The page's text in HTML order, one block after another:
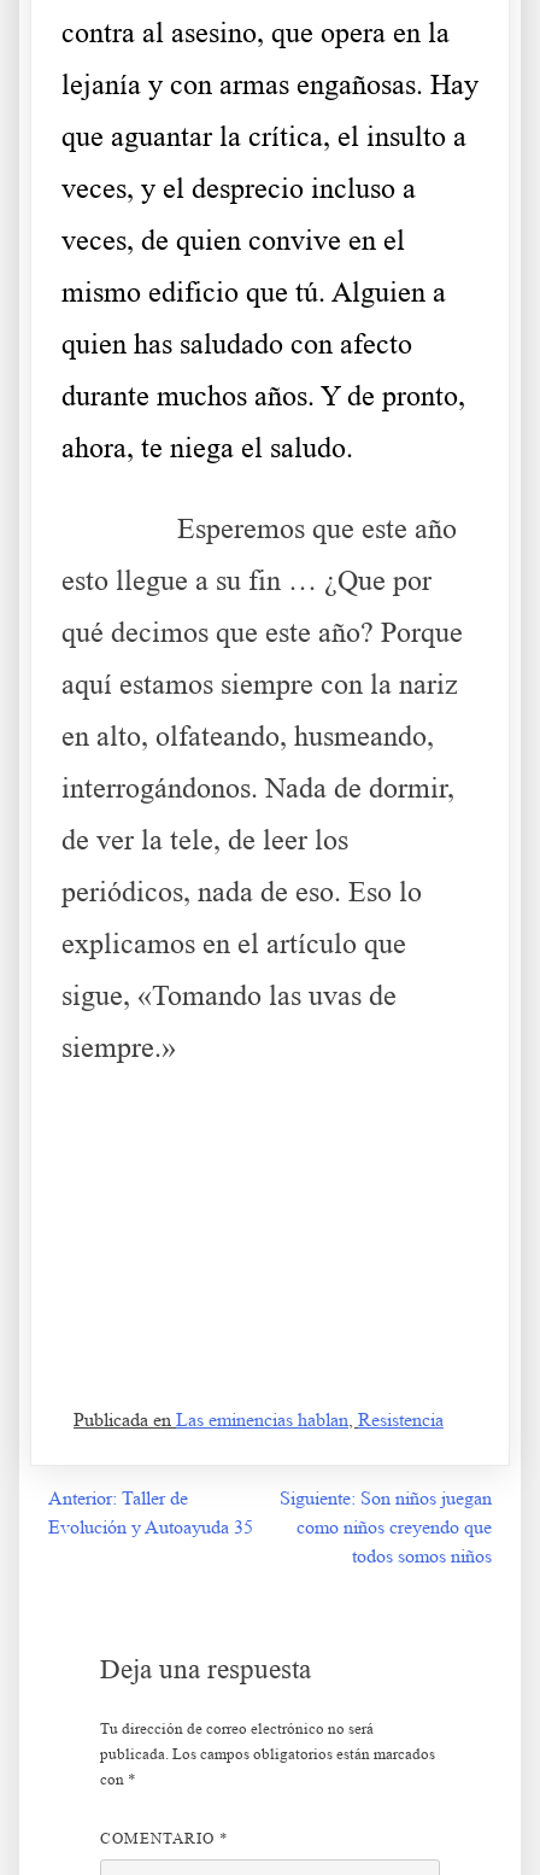
contra al asesino, que opera en la
lejanía y con armas engañosas. Hay
que aguantar la crítica, el insulto a
veces, y el desprecio incluso a
veces, de quien convive en el
mismo edificio que tú. Alguien a
quien has saludado con afecto
durante muchos años. Y de pronto,
ahora, te niega el saludo.
Esperemos que este año
esto llegue a su fin … ¿Que por
qué decimos que este año? Porque
aquí estamos siempre con la nariz
en alto, olfateando, husmeando,
interrogándonos. Nada de dormir,
de ver la tele, de leer los
periódicos, nada de eso. Eso lo
explicamos en el artículo que
sigue, «Tomando las uvas de
siempre.»
Publicada en Las eminencias hablan Resistencia
Navegación
Anterior: Taller de
Evolución y Autoayuda 35
Siguiente: Son niños juegan
como niños creyendo que
todos somos niños
Deja una respuesta
Tu dirección de correo electrónico no será
publicada. Los campos obligatorios están marcados
con *
COMENTARIO *